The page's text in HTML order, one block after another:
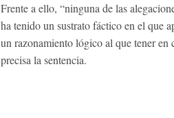
Frente a ello, “ninguna de las
ha tenido un sustrato fáctico en el que
un razonamiento lógico al que tener en
precisa la sentencia.